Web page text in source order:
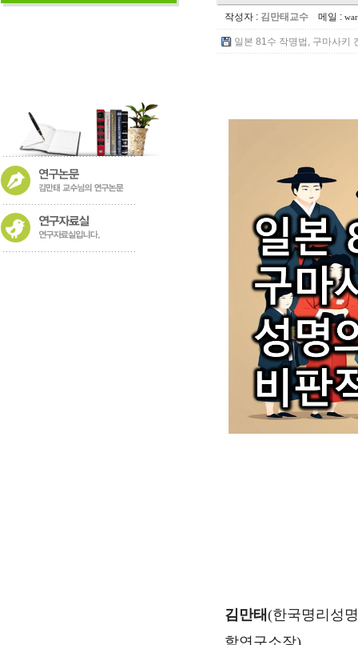
작성자 : 김만태교수 메일 :
일본 81수 작명법, 구마사키
김만태 (한국명리성
학연구소장)